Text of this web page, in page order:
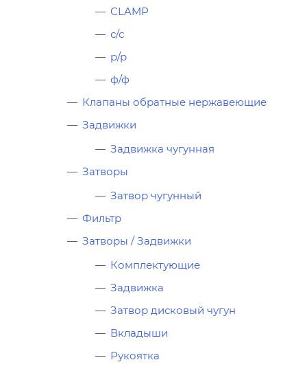
CLAMP
с/с
р/р
ф/ф
Клапаны обратные нержавеющие
Задвижки
Задвижка чугунная
Затворы
Затвор чугунный
Фильтр
Затворы / Задвижки
Комплектующие
Задвижка
Затвор дисковый чугун
Вкладыши
Рукоятка